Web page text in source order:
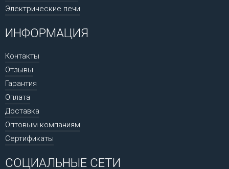
Электрические печи
ИНФОРМАЦИЯ
Контакты
Отзывы
Гарантия
Оплата
Доставка
Оптовым компаниям
Сертификаты
СОЦИАЛЬНЫЕ СЕТИ